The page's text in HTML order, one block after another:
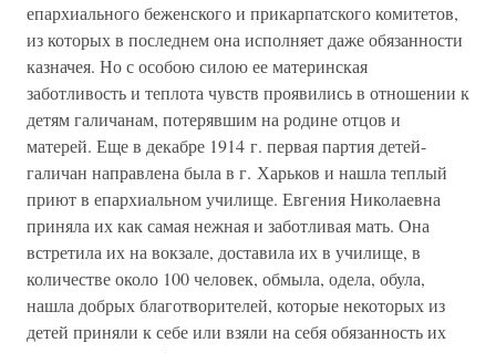
епархиального беженского и прикарпатского комитетов,
из которых в последнем она исполняет даже обязанности
казначея. Но с особою силою ее материнская
заботливость и теплота чувств проявились в отношении к
детям галичанам, потерявшим на родине отцов и
матерей. Еще в декабре 1914 г. первая партия детей-
галичан направлена была в г. Харьков и нашла теплый
приют в епархиальном училище. Евгения Николаевна
приняла их как самая нежная и заботливая мать. Она
встретила их на вокзале, доставила их в училище, в
количестве около 100 человек, обмыла, одела, обула,
нашла добрых благотворителей, которые некоторых из
детей приняли к себе или взяли на себя обязанность их